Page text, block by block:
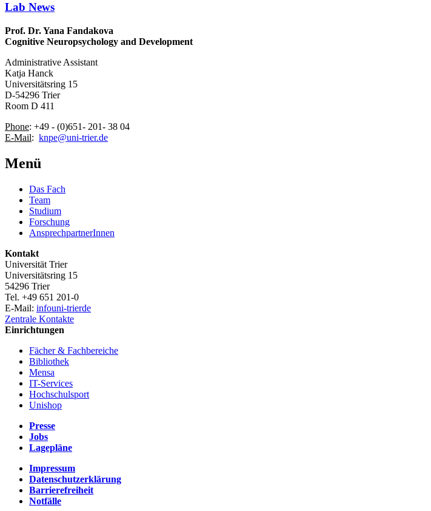
Lab News
Prof. Dr. Yana Fandakova
Cognitive Neuropsychology and Development
Administrative Assistant
Katja Hanck
Universitätsring 15
D-54296 Trier
Room D 411
Phone: +49 - (0)651- 201- 38 04
E-Mail: knpe@uni-trier.de
Menü
Das Fach
Team
Studium
Forschung
AnsprechpartnerInnen
Kontakt
Universität Trier
Universitätsring 15
54296 Trier
Tel. +49 651 201-0
E-Mail: infouni-trierde
Zentrale Kontakte
Einrichtungen
Fächer & Fachbereiche
Bibliothek
Mensa
IT-Services
Hochschulsport
Unishop
Presse
Jobs
Lagepläne
Impressum
Datenschutzerklärung
Barrierefreiheit
Notfälle